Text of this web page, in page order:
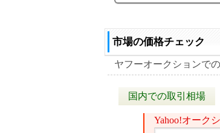
市場の価格チェック
ヤフーオークションで
国内での取引相場
Yahoo!オーク